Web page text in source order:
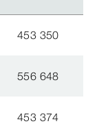
453 350
556 648
453 374